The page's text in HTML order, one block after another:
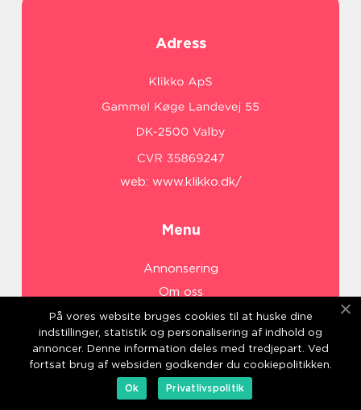
Adress
web: www.klikko.dk/
Menu
Annonsering
Om oss
Cookies
Kontakta oss
Sitemap
På vores website bruges cookies til at huske dine
indstillinger, statistik og personalisering af indhold og
annoncer. Denne information deles med tredjepart. Ved
fortsat brug af websiden godkender du cookiepolitikken.
Ok
Privatlivspolitik